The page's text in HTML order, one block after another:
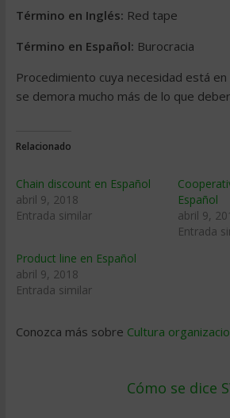
Término en Inglés: Red tape
Término en Español: Burocracia
Procedimiento cuya necesidad está
se demora mucho más de lo que
Relacionado
Chain discount en Español
abril 9, 2018
Entrada similar
Español
abril 9,
Entrada
Product line en Español
abril 9, 2018
Entrada similar
Conozca más sobre Cultura
Cómo se dice